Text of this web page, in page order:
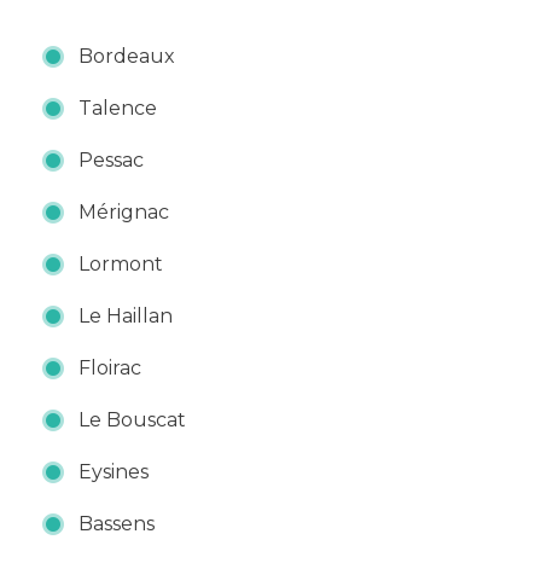
Bordeaux
Talence
Pessac
Mérignac
Lormont
Le Haillan
Floirac
Le Bouscat
Eysines
Bassens